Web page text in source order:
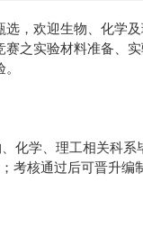
，欢迎生物、化学及
之实验材料准备、
化学、理工相关科系
考核通过后可晋升编